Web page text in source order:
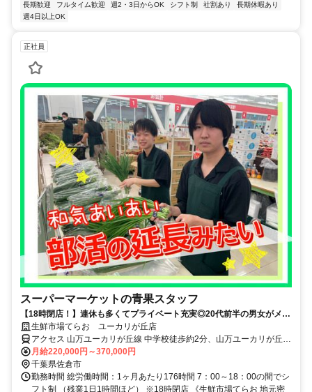
長期歓迎
フルタイム歓迎 週2・3日からOK シフト制 社割あり
長期休暇あり
週4日以上OK
正社員
スーパーマーケットの青果スタッフ
【18時閉店！】連休も多くてプライベート充実◎20代前半の男女がメイ
ンで活躍中！
生鮮市場てらお ユーカリが丘店
アクセス 山万ユーカリが丘線 中学校徒歩約2分、山万ユーカリが丘線
女子大徒歩約10分、山万ユーカリが丘線 井野（千葉県）徒歩約12分
月給220,000円～370,000円
千葉県佐倉市
勤務時間 総労働時間：1ヶ月あたり176時間 7：00～18：00の間でシ
フト制 （残業1日1時間ほど） ※18時閉店 《生鮮市場てらお 地元密